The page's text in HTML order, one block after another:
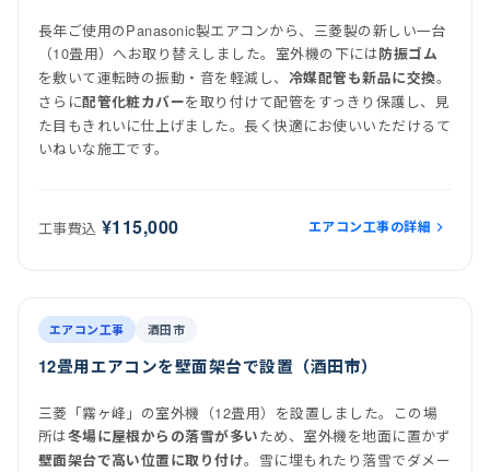
長年ご使用のPanasonic製エアコンから、三菱製の新しい一台
（10畳用）へお取り替えしました。室外機の下には防振ゴム
を敷いて運転時の振動・音を軽減し、 冷媒配管も新品に交換。
さらに配管化粧カバーを取り付けて配管をすっきり保護し、見
た目もきれいに仕上げました。長く快適にお使いいただけるて
いねいな施工です。
工事費込 ¥115,000 エアコン工事の詳細
施工後
エアコン工事 酒田市
12畳用エアコンを壁面架台で設置（酒田市）
三菱「霧ヶ峰」の室外機（12畳用）を設置しました。この場
所は冬場に屋根からの落雪が多いため、室外機を地面に置かず
壁面架台で高い位置に取り付け。雪に埋もれたり落雪でダメー